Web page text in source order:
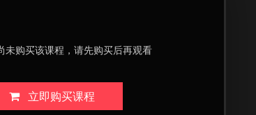
未购买该课程，请先购买后再观看
立即购买课程